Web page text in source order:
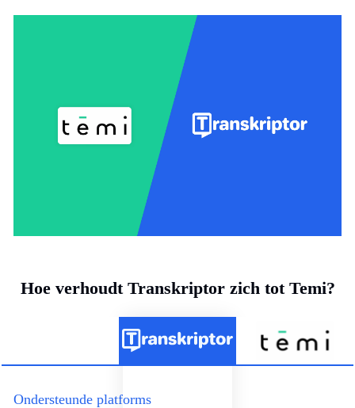
Hoe verhoudt Transkriptor zich tot Temi?
Ondersteunde platforms